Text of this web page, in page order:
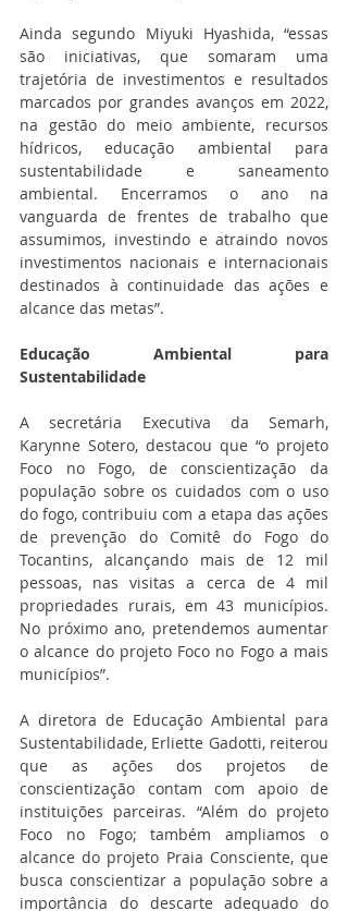
Ainda segundo Miyuki Hyashida, “essas
são iniciativas, que somaram uma
trajetória de investimentos e resultados
marcados por grandes avanços em 2022,
na gestão do meio ambiente, recursos
hídricos, educação ambiental para
sustentabilidade e saneamento
ambiental. Encerramos o ano na
vanguarda de frentes de trabalho que
assumimos, investindo e atraindo novos
investimentos nacionais e internacionais
destinados à continuidade das ações e
alcance das metas”.
Educação Ambiental para
Sustentabilidade
A secretária Executiva da Semarh,
Karynne Sotero, destacou que “o projeto
Foco no Fogo, de conscientização da
população sobre os cuidados com o uso
do fogo, contribuiu com a etapa das ações
de prevenção do Comitê do Fogo do
Tocantins, alcançando mais de 12 mil
pessoas, nas visitas a cerca de 4 mil
propriedades rurais, em 43 municípios.
No próximo ano, pretendemos aumentar
o alcance do projeto Foco no Fogo a mais
municípios”.
A diretora de Educação Ambiental para
Sustentabilidade, Erliette Gadotti, reiterou
que as ações dos projetos de
conscientização contam com apoio de
instituições parceiras. “Além do projeto
Foco no Fogo; também ampliamos o
alcance do projeto Praia Consciente, que
busca conscientizar a população sobre a
importância do descarte adequado do